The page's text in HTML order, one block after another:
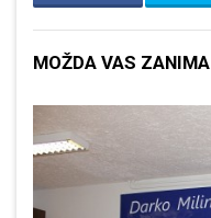
MOŽDA VAS ZANIMA